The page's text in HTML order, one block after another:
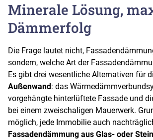
Minerale Lösung,
Dämmerfolg
Die Frage lautet nicht,
sondern, welche Art der
Es gibt drei wesentliche Alternativen für
Außenwand : das
vorgehängte hinterlüftete Fassade und
bei einem zweischaligen Mauerwerk.
möglich, jede Immobilie auch
Fassadendämmung aus Glas- oder